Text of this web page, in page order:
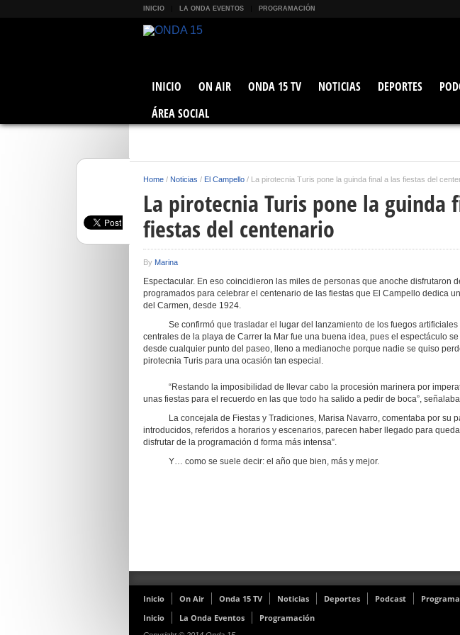
INICIO LA ONDA EVENTOS PROGRAMACIÓN
INICIO ON AIR ONDA 15 TV NOTICIAS DEPORTES
ÁREA SOCIAL
Home / Noticias / El Campello / La pirotecnia Turis pone la guinda final a las fiestas del
La pirotecnia Turis pone la guinda
fiestas del centenario
By Marina
Espectacular. En eso coincidieron las miles de personas que anoche disfrutaron
programados para celebrar el centenario de las fiestas que El Campello dedica
del Carmen, desde 1924.
Se confirmó que trasladar el lugar del lanzamiento de los fuegos artificiales
centrales de la playa de Carrer la Mar fue una buena idea, pues el espectáculo
desde cualquier punto del paseo, lleno a medianoche porque nadie se quiso
pirotecnia Turis para una ocasión tan especial.
“Restando la imposibilidad de llevar cabo la procesión marinera por
unas fiestas para el recuerdo en las que todo ha salido a pedir de boca”,
La concejala de Fiestas y Tradiciones, Marisa Navarro, comentaba por su
introducidos, referidos a horarios y escenarios, parecen haber llegado para
disfrutar de la programación d forma más intensa”.
Y… como se suele decir: el año que bien, más y mejor.
Inicio On Air Onda 15 TV Noticias Deportes Podcast
Inicio
La Onda Eventos Programación